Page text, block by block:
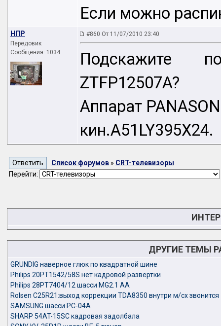
Если можно
НПР
Передовик
Сообщения: 1034
#860 От 11/07/2010 23:40
Подскажите
ZTFP12507A?
Аппарат
кин.A51LY395X24.
Список форумов » CRT-телевизоры
Перейти:
ДРУГИЕ ТЕМЫ
GRUNDIG наверное глюк по квадратной шине
Philips 20PT1542/58S нет кадровой развертки
Philips 28PT7404/12 шасси MG2.1 AA
Rolsen C25R21:выход коррекции TDA8350 внутри м/сх звонится
SAMSUNG шасси PC-04A
SHARP 54AT-15SC кадровая задолбала